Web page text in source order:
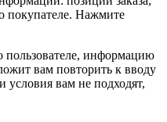
покупателе. Нажмите
пользователе, информацию
вам повторить к вводу
условия вам не подходят,